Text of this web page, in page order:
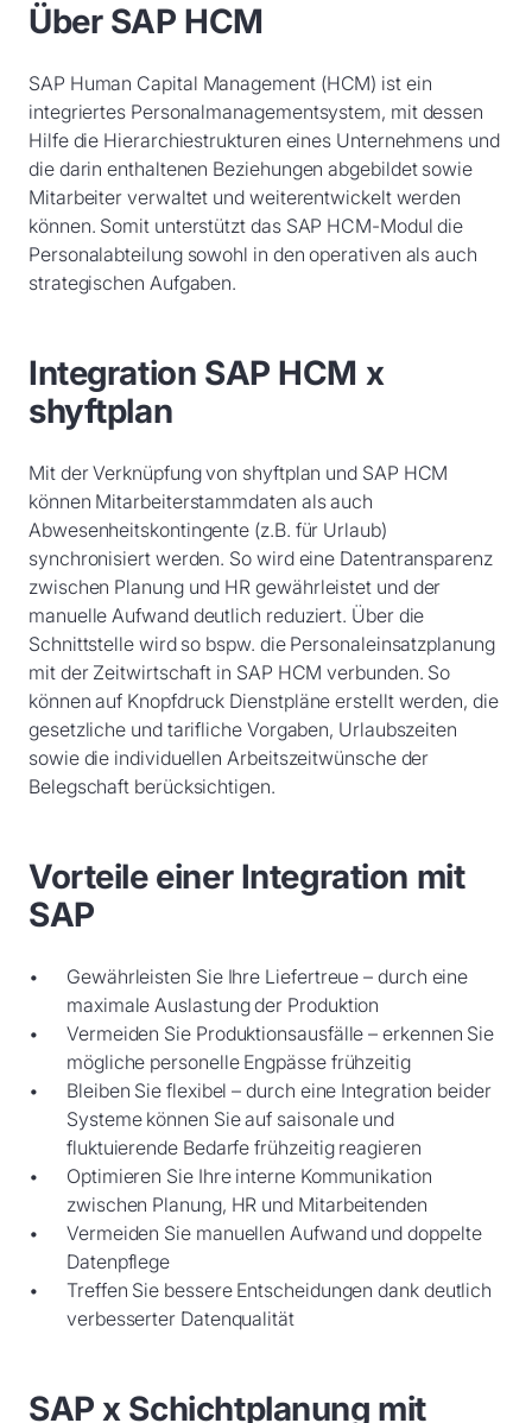
Über SAP HCM
SAP Human Capital Management (HCM) ist ein
integriertes Personalmanagementsystem, mit dessen
Hilfe die Hierarchiestrukturen eines Unternehmens und
die darin enthaltenen Beziehungen abgebildet sowie
Mitarbeiter verwaltet und weiterentwickelt werden
können. Somit unterstützt das SAP HCM-Modul die
Personalabteilung sowohl in den operativen als auch
strategischen Aufgaben.
Integration SAP HCM x
shyftplan
Mit der Verknüpfung von shyftplan und SAP HCM
können Mitarbeiterstammdaten als auch
Abwesenheitskontingente (z.B. für Urlaub)
synchronisiert werden. So wird eine Datentransparenz
zwischen Planung und HR gewährleistet und der
manuelle Aufwand deutlich reduziert. Über die
Schnittstelle wird so bspw. die Personaleinsatzplanung
mit der Zeitwirtschaft in SAP HCM verbunden. So
können auf Knopfdruck Dienstpläne erstellt werden, die
gesetzliche und tarifliche Vorgaben, Urlaubszeiten
sowie die individuellen Arbeitszeitwünsche der
Belegschaft berücksichtigen.
Vorteile einer Integration mit
SAP
Gewährleisten Sie Ihre Liefertreue – durch eine
maximale Auslastung der Produktion
Vermeiden Sie Produktionsausfälle – erkennen Sie
mögliche personelle Engpässe frühzeitig
Bleiben Sie flexibel – durch eine Integration beider
Systeme können Sie auf saisonale und
fluktuierende Bedarfe frühzeitig reagieren
Optimieren Sie Ihre interne Kommunikation
zwischen Planung, HR und Mitarbeitenden
Vermeiden Sie manuellen Aufwand und doppelte
Datenpflege
Treffen Sie bessere Entscheidungen dank deutlich
verbesserter Datenqualität
SAP x Schichtplanung mit